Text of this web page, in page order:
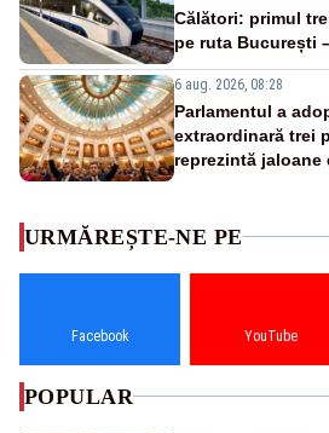
Călători: primul
pe ruta București
6 aug. 2026, 08:28
Parlamentul a
extraordinară trei
reprezintă jaloane
URMĂREȘTE-NE PE
Facebook YouTube
POPULAR